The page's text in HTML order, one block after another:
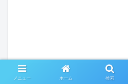
メニュー ホーム 検索